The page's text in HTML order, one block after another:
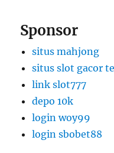
Sponsor
situs mahjong
situs slot gacor
link slot777
depo 10k
login woy99
login sbobet88